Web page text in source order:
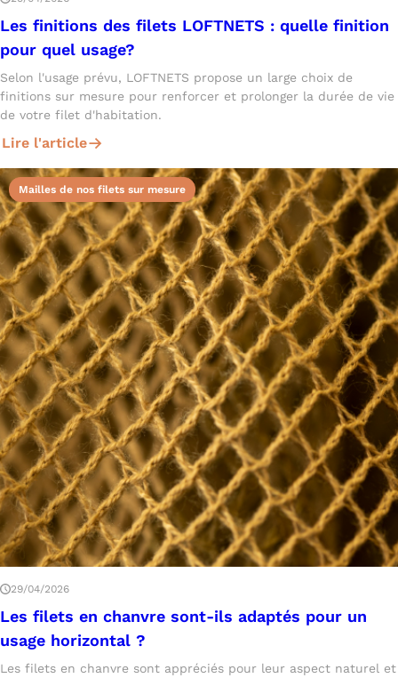
Les finitions des filets LOFTNETS : quelle finition
pour quel usage?
Selon l'usage prévu, LOFTNETS propose un large choix de
finitions sur mesure pour renforcer et prolonger la durée de vie
de votre filet d'habitation.
Lire l'article
Mailles de nos filets sur mesure
29/04/2026
Les filets en chanvre sont-ils adaptés pour un
usage horizontal ?
Les filets en chanvre sont appréciés pour leur aspect naturel et